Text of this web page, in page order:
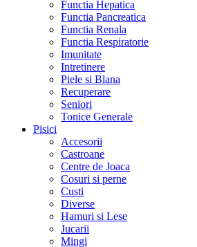
Functia Hepatica
Functia Pancreatica
Functia Renala
Functia Respiratorie
Imunitate
Intretinere
Piele si Blana
Recuperare
Seniori
Tonice Generale
Pisici
Accesorii
Castroane
Centre de Joaca
Cosuri si perne
Custi
Diverse
Hamuri si Lese
Jucarii
Mingi